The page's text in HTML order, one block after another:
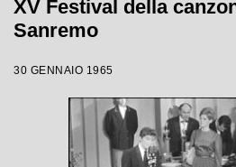
XV Festival della
Sanremo
30 GENNAIO 1965